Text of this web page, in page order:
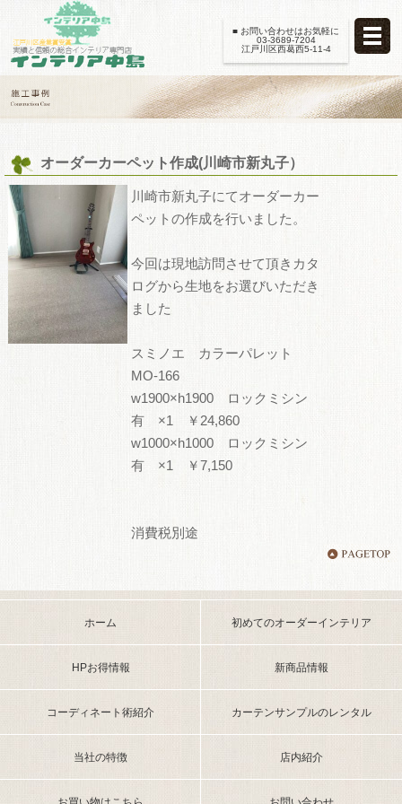
■ お問い合わせはお気軽に
03-3689-7204
江戸川区西葛西5-11-4
オーダーカーペット作成(川崎市新丸子）
川崎市新丸子にてオーダーカー
ペットの作成を行いました。
今回は現地訪問させて頂きカタ
ログから生地をお選びいただき
ました
スミノエ カラーパレット
MO-166
w1900×h1900 ロックミシン
有 ×1 ￥24,860
w1000×h1000 ロックミシン
有 ×1 ￥7,150
消費税別途
ホーム 初めてのオーダーインテリア
HPお得情報 新商品情報
コーディネート術紹介 カーテンサンプルのレンタル
当社の特徴 店内紹介